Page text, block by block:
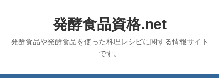
発酵食品資格.net
発酵食品や発酵食品を使った料理レシピに関する情報サイト
です。